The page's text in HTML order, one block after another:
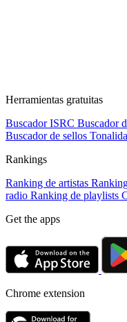
Herramientas gratuitas
Buscador ISRC Buscador
Buscador de sellos
Rankings
Ranking de artistas
radio Ranking de playlists
Get the apps
Chrome extension